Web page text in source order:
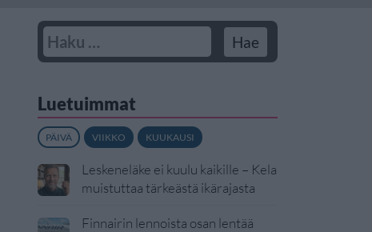
Luetuimmat
PÄIVÄ VIIKKO KUUKAUSI
Leskeneläke ei kuulu kaikille – Kela
muistuttaa tärkeästä ikärajasta
Finnairin lennoista osan lentää